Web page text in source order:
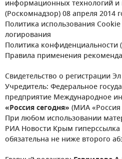
информационных технологий
(Роскомнадзор) 08 апреля 2014
Политика использования
логирования
Политика конфиденциальности
Правила применения
Свидетельство о регистрации
Учредитель: Федеральное
предприятие Международное
«Россия сегодня» (МИА «Россия
При любом использовании
РИА Новости Крым
обязательна не ниже второго